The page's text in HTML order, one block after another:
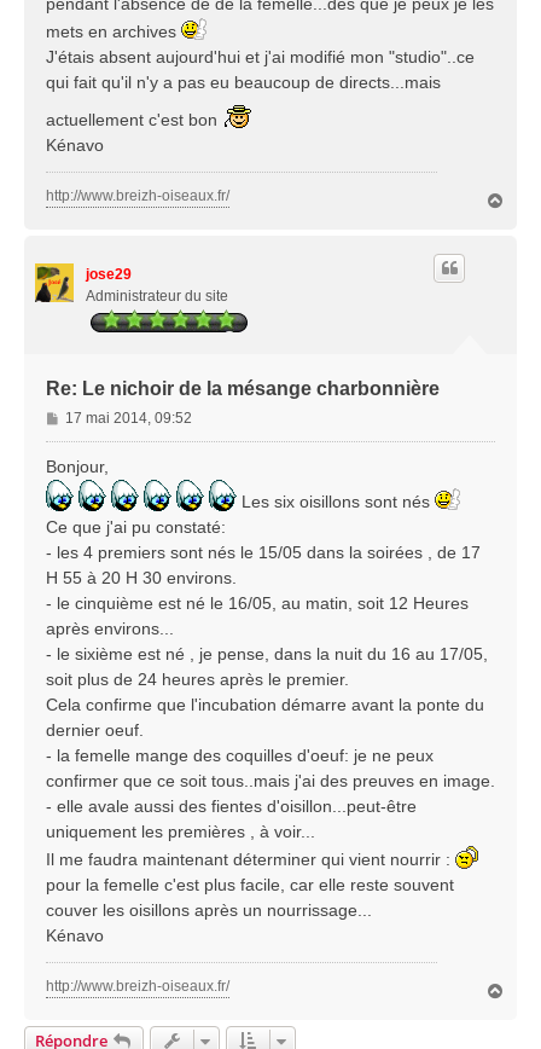
mets en archives
J'étais absent aujourd'hui et j'ai modifié mon "studio"..ce
qui fait qu'il n'y a pas eu beaucoup de directs...mais
actuellement c'est bon
Kénavo
http://www.breizh-oiseaux.fr/
jose29
Administrateur du site
Re: Le nichoir de la mésange charbonnière
M
e
s
a
g
e
17 mai 2014, 09:52
Bonjour,
Les six oisillons sont nés
Ce que j'ai pu constaté:
- les 4 premiers sont nés le 15/05 dans la soirées , de 17
H 55 à 20 H 30 environs.
- le cinquième est né le 16/05, au matin, soit 12 Heures
après environs...
- le sixième est né , je pense, dans la nuit du 16 au 17/05,
soit plus de 24 heures après le premier.
Cela confirme que l'incubation démarre avant la ponte du
dernier oeuf.
- la femelle mange des coquilles d'oeuf: je ne peux
confirmer que ce soit tous..mais j'ai des preuves en image.
- elle avale aussi des fientes d'oisillon...peut-être
uniquement les premières , à voir...
Il me faudra maintenant déterminer qui vient nourrir :
pour la femelle c'est plus facile, car elle reste souvent
couver les oisillons après un nourrissage...
Kénavo
http://www.breizh-oiseaux.fr/
Répondre